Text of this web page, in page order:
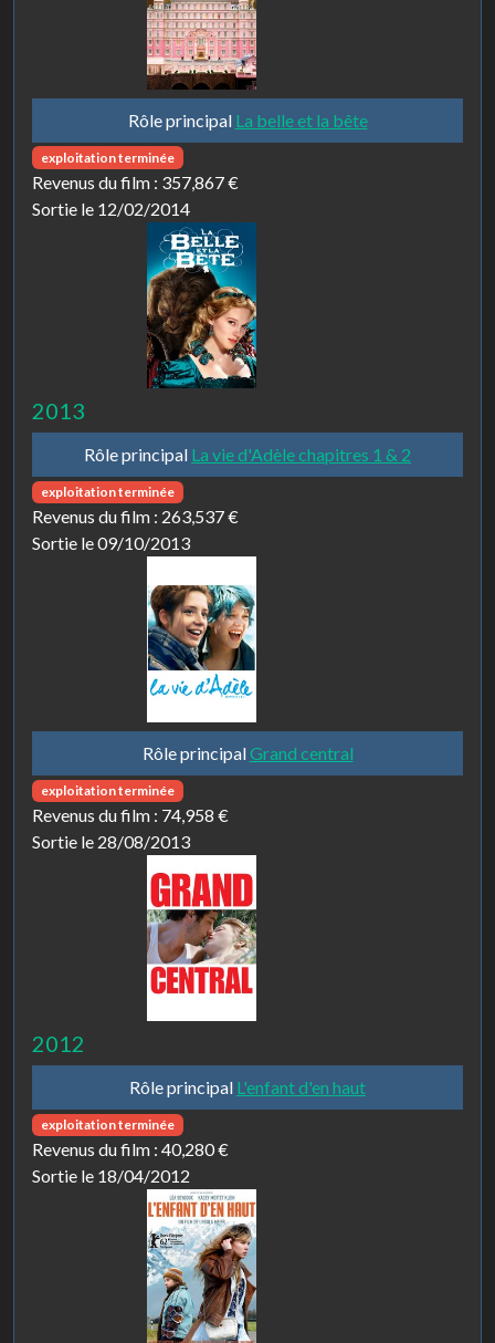
Rôle principal La belle et la bête
exploitation terminée
Revenus du film : 357,867 €
Sortie le 12/02/2014
2013
Rôle principal La vie d'Adèle chapitres 1 & 2
exploitation terminée
Revenus du film : 263,537 €
Sortie le 09/10/2013
Rôle principalGrand central
exploitation terminée
Revenus du film : 74,958 €
Sortie le 28/08/2013
2012
Rôle principal L'enfant d'en haut
exploitation terminée
Revenus du film : 40,280 €
Sortie le 18/04/2012